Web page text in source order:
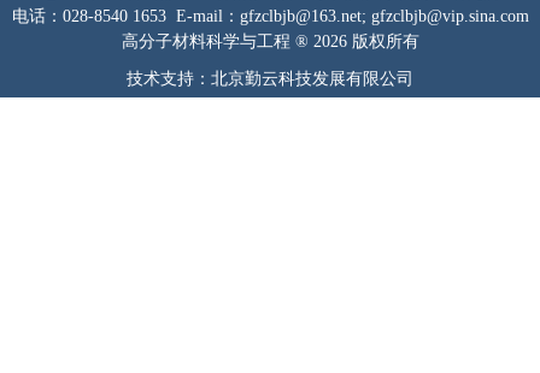
电话：028-8540 1653 E-mail：gfzclbjb@163.net; gfzclbjb@vip.sina.com
高分子材料科学与工程 ® 2026 版权所有
技术支持：北京勤云科技发展有限公司